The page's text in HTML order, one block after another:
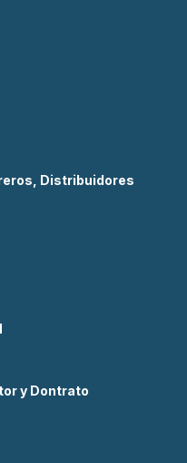
Distribuidores
y Dontrato